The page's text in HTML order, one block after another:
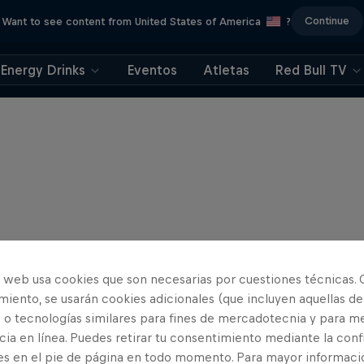
Want to see content from United States of America ? Continue
Energy Drinks Eventos Atletas Red Bull TV
web usa cookies que son necesarias por cuestiones técnicas.
se usarán cookies adicionales (que incluyen aquellas de
tecnologías similares para fines de mercadotecnia y para
en línea. Puedes retirar tu consentimiento mediante la
en el pie de página en todo momento. Para mayor